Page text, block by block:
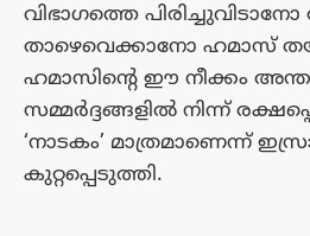
വിഭാഗത്തെ
താഴെവെക്കാനോ ഹമാസ്
ഹമാസിന്റെ ഈ നീക്കം
സമ്മർദ്ദങ്ങളിൽ നിന്ന്
‘നാടകം’ മാത്രമാണെന്ന്
കുറ്റപ്പെടുത്തി.